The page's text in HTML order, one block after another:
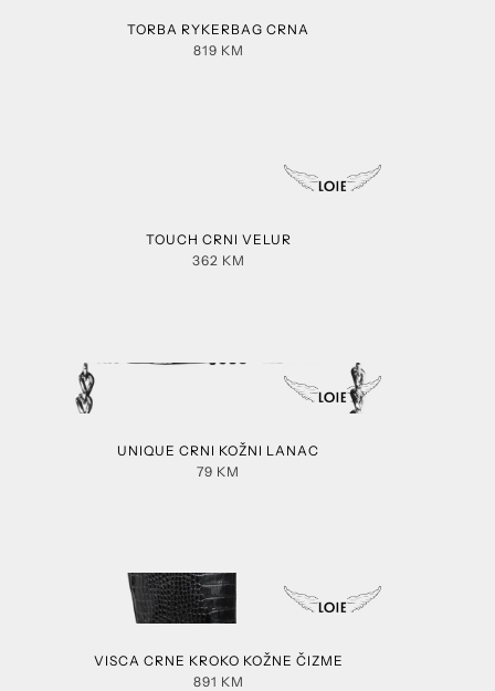
TORBA RYKERBAG CRNA
819 KM
TOUCH CRNI VELUR
362 KM
UNIQUE CRNI KOŽNI LANAC
79 KM
VISCA CRNE KROKO KOŽNE ČIZME
891 KM